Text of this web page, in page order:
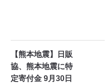
【熊本地震】日販
協、熊本地震に特
定寄付金 9月30日